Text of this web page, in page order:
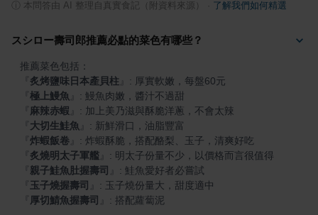
本問答由 AI 整理自真實食記（附資料來源） 了解我們如何精選
スシロー壽司郎推薦必點的菜色有哪些？
炙烤鹽味日本產貝柱
極上鰻魚
麻辣赤蝦
大切生鮭魚
炸蝦飯卷
炙燒明太子軍艦
親子鮭魚肚握壽司
玉子燒握壽司
厚切鯖魚握壽司 : 搭配蘿蔔泥